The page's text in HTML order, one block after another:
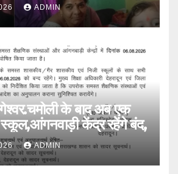
ADMIN
के बाद अब एक
केंद्र रहेंगे बंद,
ADMIN